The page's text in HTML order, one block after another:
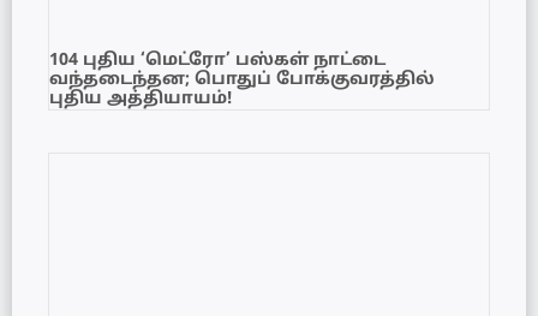
104 புதிய ‘மெட்ரோ’ பஸ்கள் நாட்டை
வந்தடைந்தன; பொதுப் போக்குவரத்தில்
புதிய அத்தியாயம்!